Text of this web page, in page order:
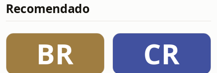
Recomendado
BR CR